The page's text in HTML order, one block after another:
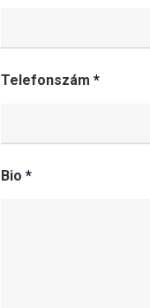
Telefonszám*
Bio*